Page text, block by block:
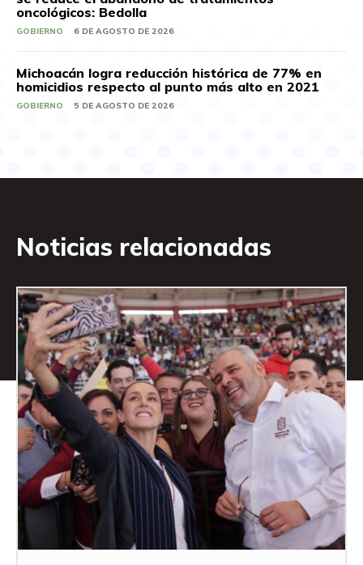
oncológicos: Bedolla
GOBIERNO 6 DE AGOSTO DE 2026
Michoacán logra reducción histórica de 77% en
homicidios respecto al punto más alto en 2021
GOBIERNO 5 DE AGOSTO DE 2026
Noticias relacionadas